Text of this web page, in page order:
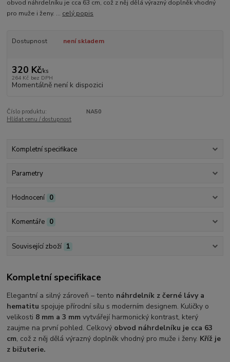
obvod náhrdelníku je cca 63 cm, což z něj dělá výrazný doplněk vhodný
pro muže i ženy. ... celý popis
Dostupnost není skladem
320 Kč/ks
264 Kč bez DPH
Momentálně není k dispozici
Číslo produktu:
NA50
Hlídat cenu / dostupnost
Kompletní specifikace
Parametry
Hodnocení 0
Komentáře 0
Související zboží 1
Kompletní specifikace
Elegantní a silný zároveň – tento náhrdelník z černé lávy a
hematitu spojuje přírodní sílu s moderním designem. Kuličky o
velikosti 8 mm a 3 mm vytvářejí harmonický kontrast, který
zaujme na první pohled. Celkový obvod náhrdelníku je cca 63
cm, což z něj dělá výrazný doplněk vhodný pro muže i ženy. Kříž je
z bižuterie.